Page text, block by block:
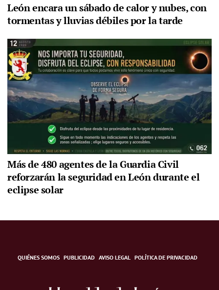
León encara un sábado de calor y nubes, con
tormentas y lluvias débiles por la tarde
Más de 480 agentes de la Guardia Civil
reforzarán la seguridad en León durante el
eclipse solar
QUIÉNES SOMOS PUBLICIDAD AVISO LEGAL POLÍTICA DE PRIVACIDAD